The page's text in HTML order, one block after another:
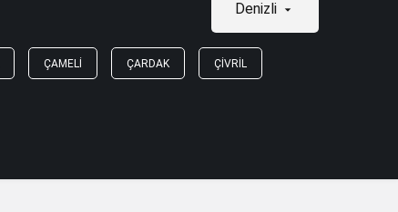
Denizli
ÇAMELI ÇARDAK ÇIVRIL